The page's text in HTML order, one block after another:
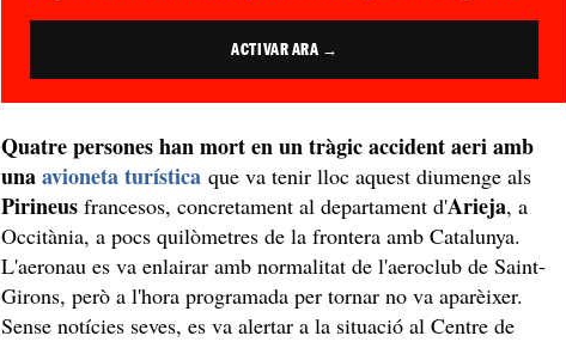
ACTIVAR ARA →
Quatre persones han mort en un tràgic accident aeri amb
unaavioneta turística que va tenir lloc aquest diumenge als
Pirineusfrancesos, concretament al departament d'Arieja, a
Occitània, a pocs quilòmetres de la frontera amb Catalunya.
L'aeronau es va enlairar amb normalitat de l'aeroclub de Saint-
Girons, però a l'hora programada per tornar no va aparèixer.
Sense notícies seves, es va alertar a la situació al Centre de